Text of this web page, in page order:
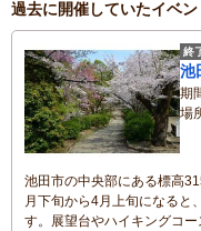
過去に開催していたイベン
終
池
期
場
池田市の中央部にある標高
月下旬から4月上旬になると
す。展望台やハイキングコ